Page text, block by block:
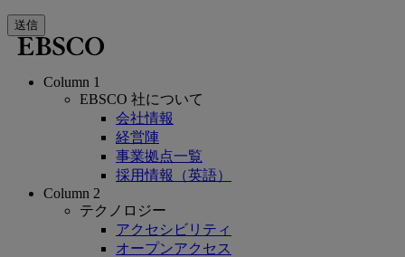
送信
Column 1
EBSCO 社について
会社情報
経営陣
事業拠点一覧
採用情報（英語）
Column 2
テクノロジー
アクセシビリティ
オープンアクセス